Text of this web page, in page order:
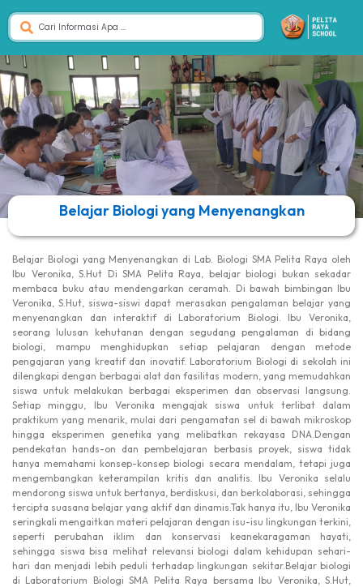
Belajar Biologi yang Menyenangkan
Belajar Biologi yang Menyenangkan di Lab. Biologi SMA Pelita Raya oleh
Ibu Veronika, S.Hut Di SMA Pelita Raya, belajar biologi bukan sekadar
membaca buku atau mendengarkan ceramah. Di bawah bimbingan Ibu
Veronika, S.Hut, siswa-siswi dapat merasakan pengalaman belajar yang
menyenangkan dan interaktif di Laboratorium Biologi. Ibu Veronika,
seorang lulusan kehutanan dengan segudang pengalaman di bidang
biologi, mampu menghidupkan setiap pelajaran dengan metode
pengajaran yang kreatif dan inovatif. Laboratorium Biologi di sekolah ini
dilengkapi dengan berbagai alat dan fasilitas modern, yang memudahkan
siswa untuk melakukan berbagai eksperimen dan observasi langsung.
Setiap minggu, Ibu Veronika mengajak siswa untuk terlibat dalam
praktikum yang menarik, mulai dari pengamatan sel di bawah mikroskop
hingga eksperimen genetika yang melibatkan rekayasa DNA.Dengan
pendekatan hands-on dan pembelajaran berbasis proyek, siswa tidak
hanya memahami konsep-konsep biologi secara mendalam, tetapi juga
mengembangkan keterampilan kritis dan analitis. Ibu Veronika selalu
mendorong siswa untuk bertanya, berdiskusi, dan berkolaborasi, sehingga
tercipta suasana belajar yang aktif dan dinamis.Tak hanya itu, Ibu Veronika
seringkali mengaitkan materi pelajaran dengan isu-isu lingkungan terkini,
seperti perubahan iklim dan konservasi keanekaragaman hayati,
sehingga siswa bisa melihat relevansi biologi dalam kehidupan sehari-
hari dan menjadi lebih peduli terhadap lingkungan sekitar.Belajar biologi
di Laboratorium Biologi SMA Pelita Raya bersama Ibu Veronika, S.Hut,